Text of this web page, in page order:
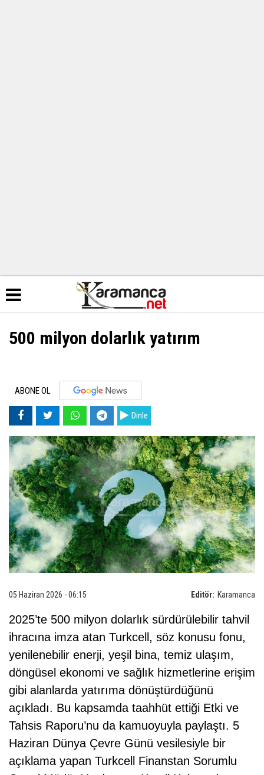
500 milyon dolarlık yatırım
ABONE OL
Dinle
Editör: Karamanca
05 Haziran 2026 - 06:15
2025’te 500 milyon dolarlık sürdürülebilir tahvil
ihracına imza atan Turkcell, söz konusu fonu,
yenilenebilir enerji, yeşil bina, temiz ulaşım,
döngüsel ekonomi ve sağlık hizmetlerine erişim
gibi alanlarda yatırıma dönüştürdüğünü
açıkladı. Bu kapsamda taahhüt ettiği Etki ve
Tahsis Raporu’nu da kamuoyuyla paylaştı. 5
Haziran Dünya Çevre Günü vesilesiyle bir
açıklama yapan Turkcell Finanstan Sorumlu